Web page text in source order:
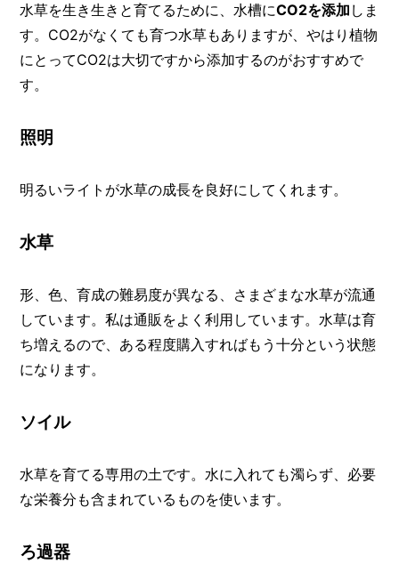
水草を生き生きと育てるために、水槽にCO2を添加 しま
す。CO2がなくても育つ水草もありますが、やはり植物
にとってCO2は大切ですから添加するのがおすすめで
す。
照明
明るいライトが水草の成長を良好にしてくれます。
水草
形、色、育成の難易度が異なる、さまざまな水草が流通
しています。私は通販をよく利用しています。水草は育
ち増えるので、ある程度購入すればもう十分という状態
になります。
ソイル
水草を育てる専用の土です。水に入れても濁らず、必要
な栄養分も含まれているものを使います。
ろ過器